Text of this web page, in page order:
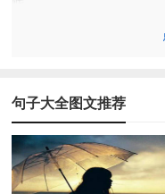
贱。
8、男人他有从前他就会
9、男人不是生活必需品
10、结婚以后王子还是王
主了。
句子大全图文推荐